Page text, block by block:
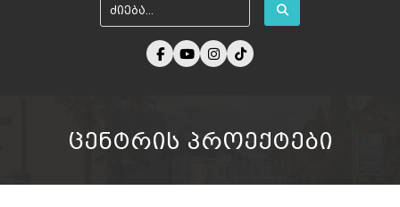
ცენტრის პროექტები